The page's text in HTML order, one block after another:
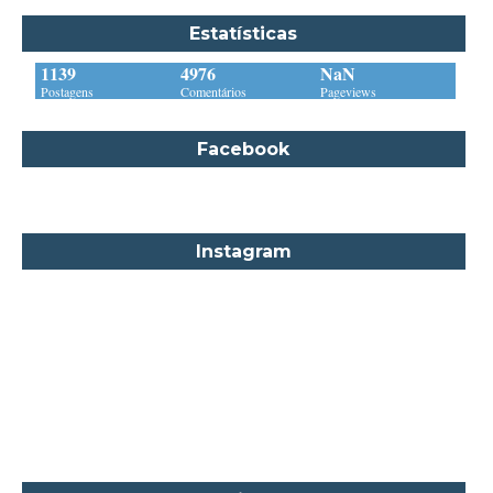
Barbara Delinsky
Barbara Freethy
Barbara Leigh
Blythe Gifford
Brooke e Keith Desserich
Estatísticas
1139
Postagens
4976
Comentários
NaN
Pageviews
Facebook
Instagram